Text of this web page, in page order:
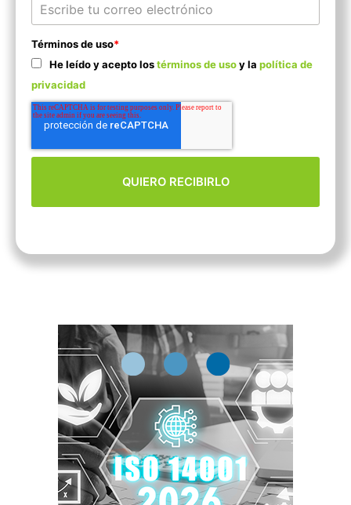
Términos de uso*
He leído y acepto lostérminos de usoy la política de
privacidad